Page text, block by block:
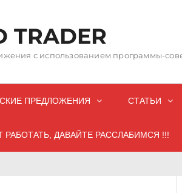
TRADER
с использованием программы-
ПРЕДЛОЖЕНИЯ СТАТЬИ
РАБОТАТЬ, ДАВАЙТЕ РАССЛАБИМСЯ !!!